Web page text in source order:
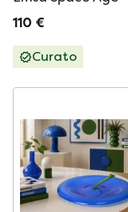
110 €
Curato